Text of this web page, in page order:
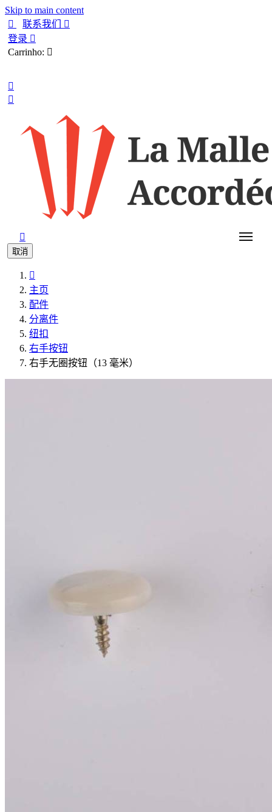
Skip to main content

联系我们

登录 
Carrinho: 



取消

主页
配件
分离件
纽扣
右手按钮
右手无圈按钮（13 毫米）